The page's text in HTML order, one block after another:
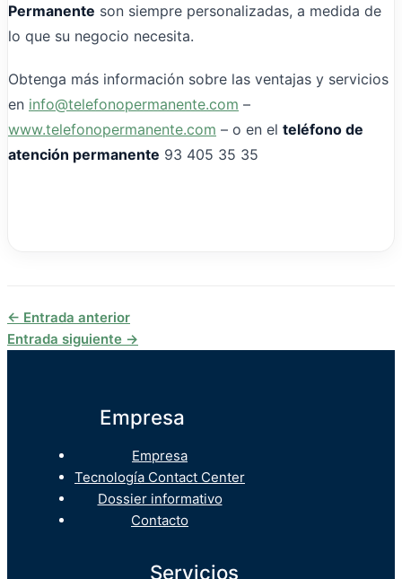
Permanente son siempre personalizadas, a medida de
lo que su negocio necesita.
Obtenga más información sobre las ventajas y servicios
en info@telefonopermanente.com –
www.telefonopermanente.com – o en el teléfono de
atención permanente 93 405 35 35
← Entrada anterior
Entrada siguiente →
Empresa
Empresa
Tecnología Contact Center
Dossier informativo
Contacto
Servicios